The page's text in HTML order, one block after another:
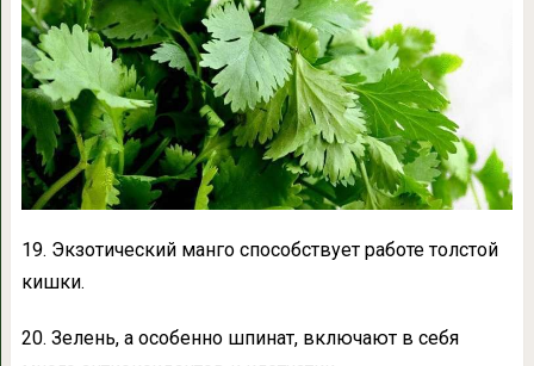
19. Экзотический манго способствует работе толстой
кишки.
20. Зелень, а особенно шпинат, включают в себя